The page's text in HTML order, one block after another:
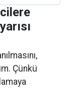
Çünkü